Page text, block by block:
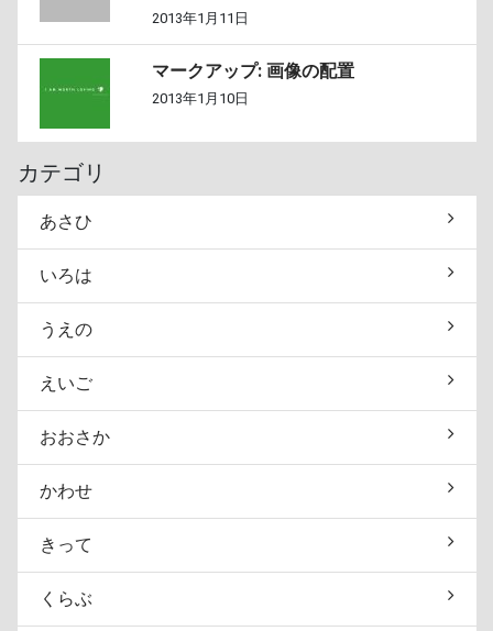
2013年1月11日
マークアップ: 画像の配置
2013年1月10日
カテゴリ
あさひ
いろは
うえの
えいご
おおさか
かわせ
きって
くらぶ